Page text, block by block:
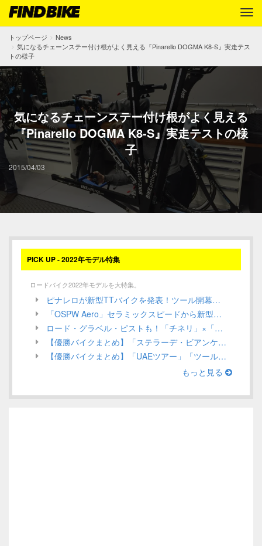
トップページ
News
気になるチェーンステー付け根がよく見える『Pinarello DOGMA K8-S』実走テス
トの様子
気になるチェーンステー付け根がよく見える
『Pinarello DOGMA K8-S』実走テストの様
子
2015/04/03
PICK UP - 2022年モデル特集
ロードバイク2022年モデルを大特集。
ピナレロが新型TTバイクを発表！ツール開幕戦でガンナがステージ優勝を狙う！／ INEOS Grenadiers【Tour de France 2022】
「OSPW Aero」セラミックスピードから新型エアロプーリーシステムが発売！UCI規定による認定は？／CeramicSpeed
ロード・グラベル・ピストも！「チネリ」×「インテル」ミラノを代表する2つのアイコンがコラボアイテムを発表／Cinelli 2022年モデル ロードバイク
【優勝バイクまとめ】「ステラーデ・ビアンケ」ほか、3月第1週目／ロードレース 2022
【優勝バイクまとめ】「UAEツアー」「ツール・ド・ルワンダ」ほか、2月第4週目（Stage Race編）／ロードレース 2022
もっと見る